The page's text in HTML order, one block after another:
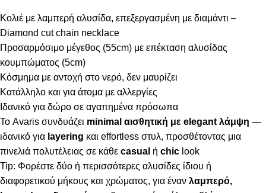
Κολιέ με λαμπερή αλυσίδα, επεξεργασμένη με διαμάντι –
Diamond cut chain necklace
Προσαρμόσιμο μέγεθος (55cm) με επέκταση αλυσίδας
κουμπώματος (5cm)
Κόσμημα με αντοχή στο νερό, δεν μαυρίζει
Κατάλληλο και για άτομα με αλλεργίες
Ιδανικό για δώρο σε αγαπημένα πρόσωπα
Το Avaris συνδυάζει minimal αισθητική με elegant λάμψη —
ιδανικό για layering και effortless στυλ, προσθέτοντας μια
πινελιά πολυτέλειας σε κάθε casual ή chic look
Tip: Φορέστε δύο ή περισσότερες αλυσίδες ίδιου ή
διαφορετικού μήκους και χρώματος, για έναν λαμπερό,